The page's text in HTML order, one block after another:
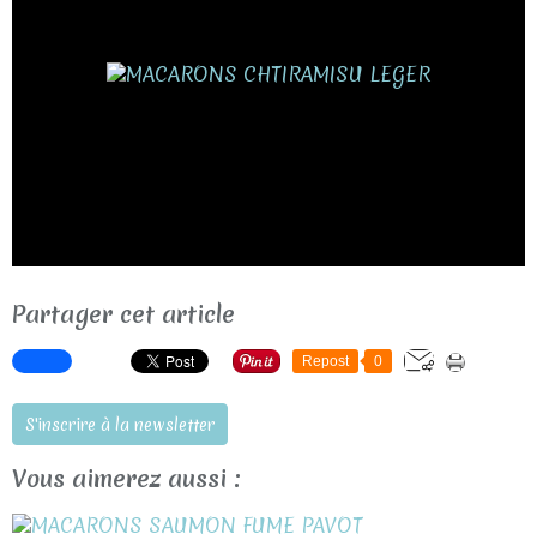
Partager cet article
Repost 0
S'inscrire à la newsletter
Vous aimerez aussi :